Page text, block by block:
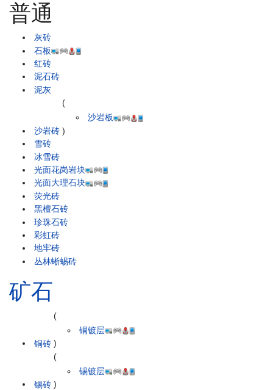
普通
灰砖
石板
红砖
泥石砖
泥灰
沙岩砖
(
沙岩板
)
雪砖
冰雪砖
光面花岗岩块
光面大理石块
荧光砖
黑檀石砖
珍珠石砖
彩虹砖
地牢砖
丛林蜥蜴砖
矿石
铜砖
(
铜镀层
)
锡砖
(
锡镀层
)